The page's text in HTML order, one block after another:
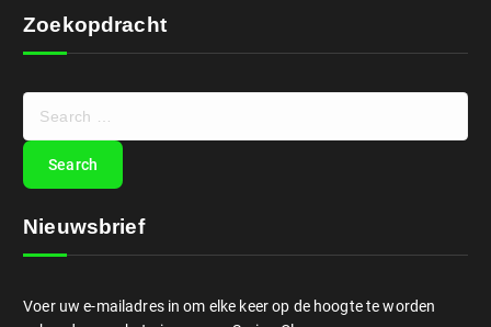
Zoekopdracht
Nieuwsbrief
Voer uw e-mailadres in om elke keer op de hoogte te worden